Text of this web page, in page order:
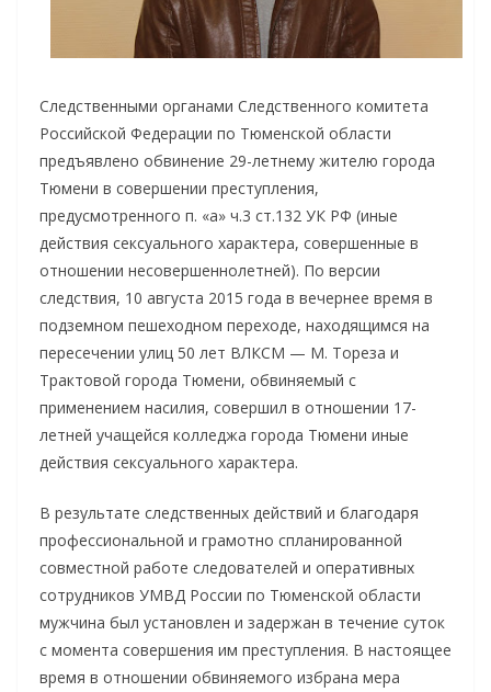
Следственными органами Следственного комитета
Российской Федерации по Тюменской области
предъявлено обвинение 29-летнему жителю города
Тюмени в совершении преступления,
предусмотренного п. «а» ч.3 ст.132 УК РФ (иные
действия сексуального характера, совершенные в
отношении несовершеннолетней). По версии
следствия, 10 августа 2015 года в вечернее время в
подземном пешеходном переходе, находящимся на
пересечении улиц 50 лет ВЛКСМ — М. Тореза и
Трактовой города Тюмени, обвиняемый с
применением насилия, совершил в отношении 17-
летней учащейся колледжа города Тюмени иные
действия сексуального характера.
В результате следственных действий и благодаря
профессиональной и грамотно спланированной
совместной работе следователей и оперативных
сотрудников УМВД России по Тюменской области
мужчина был установлен и задержан в течение суток
с момента совершения им преступления. В настоящее
время в отношении обвиняемого избрана мера